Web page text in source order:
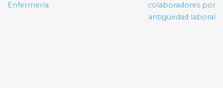
Enfermería
colaboradores por
antigüedad laboral